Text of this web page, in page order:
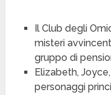
Il Club degli
misteri
gruppo di
Elizabeth,
personaggi